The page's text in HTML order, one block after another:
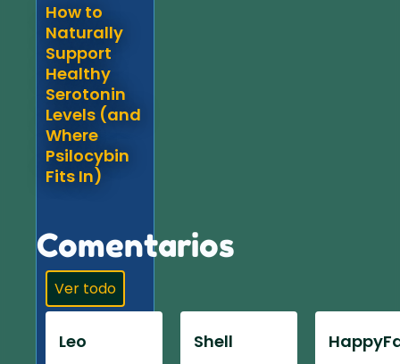
How to
Naturally
Support
Healthy
Serotonin
Levels (and
Where
Psilocybin
Fits In)
Comentarios
Ver todo
Leo Shell